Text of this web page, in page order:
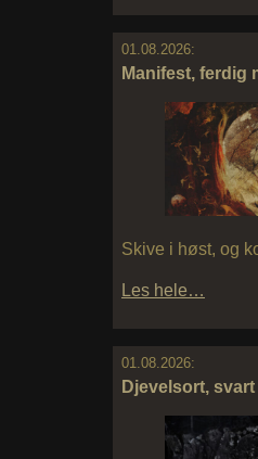
01.08.2026:
Manifest, ferdig
Skive i høst, og
Les hele…
01.08.2026:
Djevelsort, svart